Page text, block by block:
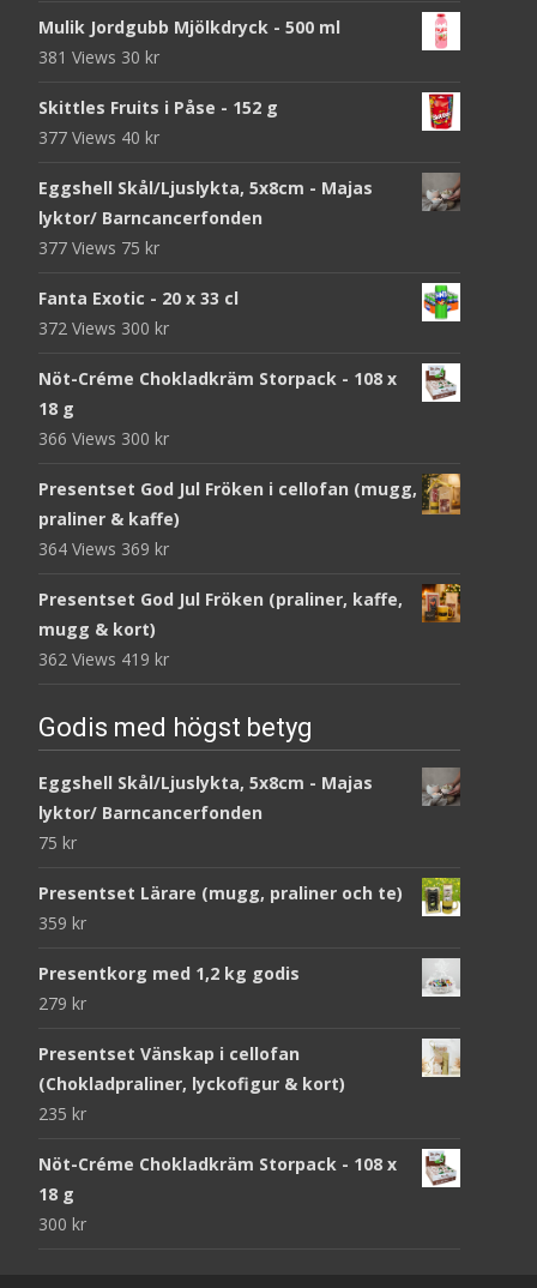
Mulik Jordgubb Mjölkdryck - 500 ml
381 Views 30 kr
Skittles Fruits i Påse - 152 g
377 Views 40 kr
Eggshell Skål/Ljuslykta, 5x8cm - Majas
lyktor/ Barncancerfonden
377 Views 75 kr
Fanta Exotic - 20 x 33 cl
372 Views 300 kr
Nöt-Créme Chokladkräm Storpack - 108 x
18 g
366 Views 300 kr
Presentset God Jul Fröken i cellofan (mugg,
praliner & kaffe)
364 Views 369 kr
Presentset God Jul Fröken (praliner, kaffe,
mugg & kort)
362 Views 419 kr
Godis med högst betyg
Eggshell Skål/Ljuslykta, 5x8cm - Majas
lyktor/ Barncancerfonden
75 kr
Presentset Lärare (mugg, praliner och te)
359 kr
Presentkorg med 1,2 kg godis
279 kr
Presentset Vänskap i cellofan
(Chokladpraliner, lyckofigur & kort)
235 kr
Nöt-Créme Chokladkräm Storpack - 108 x
18 g
300 kr